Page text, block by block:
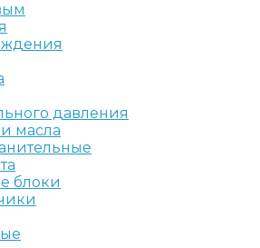
давления
масла
блоки